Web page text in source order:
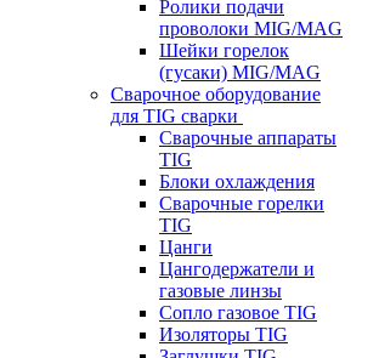
Ролики подачи
проволоки MIG/MAG
Шейки горелок
(гусаки) MIG/MAG
Сварочное оборудование
для TIG сварки
Сварочные аппараты
TIG
Блоки охлаждения
Сварочные горелки
TIG
Цанги
Цангодержатели и
газовые линзы
Сопло газовое TIG
Изоляторы TIG